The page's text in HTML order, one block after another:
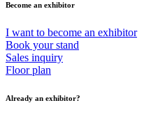
Become an exhibitor
I want to become an exhibitor
Book your stand
Sales inquiry
Floor plan
Already an exhibitor?